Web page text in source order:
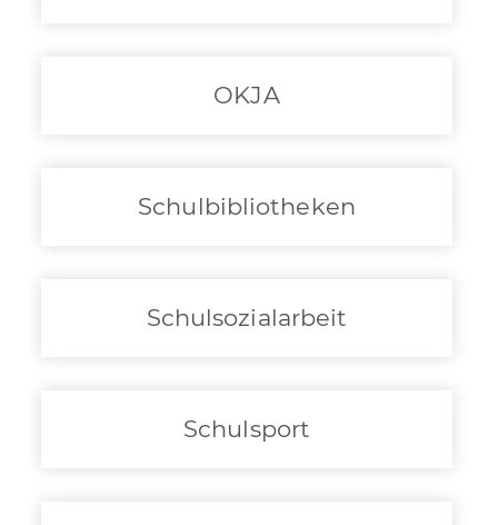
OKJA
Schulbibliotheken
Schulsozialarbeit
Schulsport